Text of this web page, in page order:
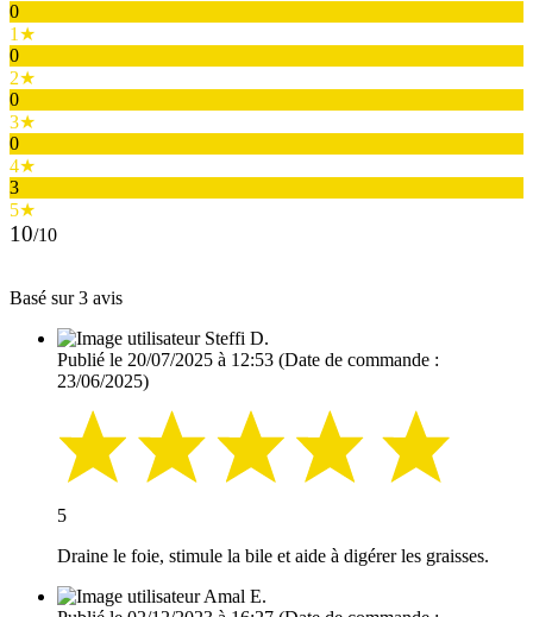
0
1★
0
2★
0
3★
0
4★
3
5★
10/10
Basé sur 3 avis
Steffi D.
Publié le 20/07/2025 à 12:53 (Date de commande :
23/06/2025)
5
Draine le foie, stimule la bile et aide à digérer les graisses.
Amal E.